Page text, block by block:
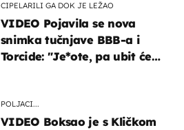
CIPELARILI GA DOK JE LEŽAO
VIDEO Pojavila se nova
snimka tučnjave BBB-a i
Torcide: "Je*ote, pa ubit će
POLJACI...
VIDEO Boksao je s Kličkom